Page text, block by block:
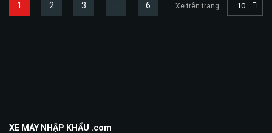
1 2 3 6 Xe trên trang 10
XE MÁY NHẬP KHẨU .com